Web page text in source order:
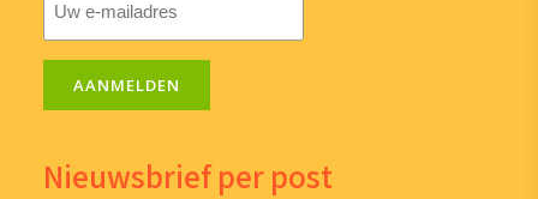
AANMELDEN
Nieuwsbrief per post